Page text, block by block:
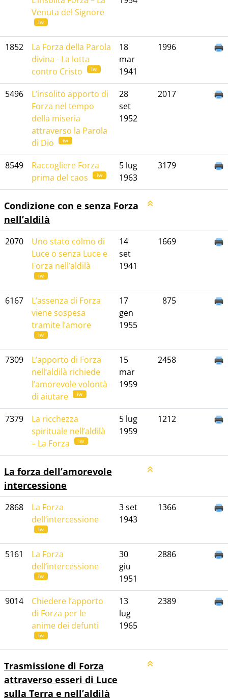
Venuta del Signore
iw
1852
La Forza della Parola
divina - La lotta
contro Cristo
iw
18
mar
1941
1996
5496
L’insolito apporto di
Forza nel tempo
della miseria
attraverso la Parola
di Dio
iw
28
set
1952
2017
8549
Raccogliere Forza
prima del caos
iw
5 lug
1963
3179
Condizione con e senza Forza
nell’aldilà
2070
Uno stato colmo di
Luce o senza Luce e
Forza nell’aldilà
iw
14
set
1941
1669
6167
L’assenza di Forza
viene sospesa
tramite l’amore
iw
17
gen
1955
875
7309
L’apporto di Forza
nell’aldilà richiede
l’amorevole volontà
di aiutare
iw
15
mar
1959
2458
7379
La ricchezza
spirituale nell’aldilà
– La Forza
iw
5 lug
1959
1212
La forza dell’amorevole
intercessione
2868
La Forza
dell’intercessione
iw
3 set
1943
1366
5161
La Forza
dell’intercessione
iw
30
giu
1951
2886
9014
Chiedere l’apporto
di Forza per le
anime dei defunti
iw
13
lug
1965
2389
Trasmissione di Forza
attraverso esseri di Luce
sulla Terra e nell’aldilà